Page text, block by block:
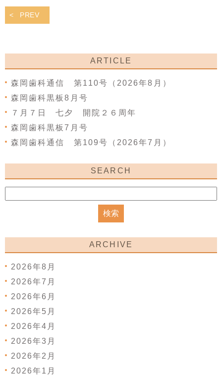
PREV
ARTICLE
森岡歯科通信 第110号（2026年8月）
森岡歯科黒板8月号
７月７日 七夕 開院２６周年
森岡歯科黒板7月号
森岡歯科通信 第109号（2026年7月）
SEARCH
ARCHIVE
2026年8月
2026年7月
2026年6月
2026年5月
2026年4月
2026年3月
2026年2月
2026年1月